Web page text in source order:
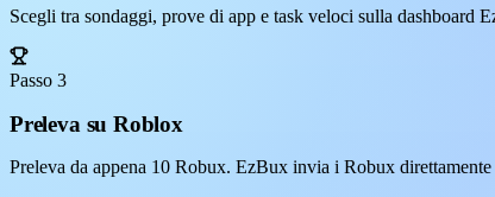
Scegli tra sondaggi, prove di app e task veloci sulla dashboard
Passo 3
Preleva su Roblox
Preleva da appena 10 Robux. EzBux invia i Robux